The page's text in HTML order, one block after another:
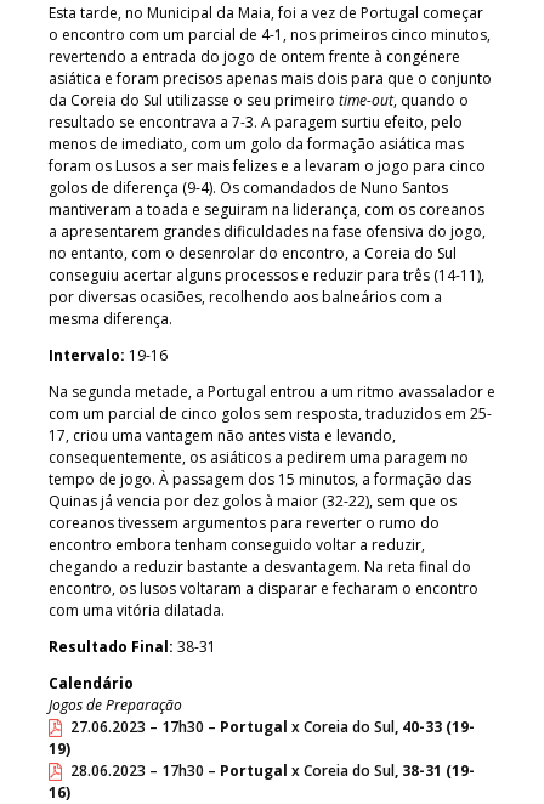
Esta tarde, no Municipal da Maia, foi a vez de Portugal começar
o encontro com um parcial de 4-1, nos primeiros cinco minutos,
revertendo a entrada do jogo de ontem frente à congénere
asiática e foram precisos apenas mais dois para que o conjunto
da Coreia do Sul utilizasse o seu primeiro time-out, quando o
resultado se encontrava a 7-3. A paragem surtiu efeito, pelo
menos de imediato, com um golo da formação asiática mas
foram os Lusos a ser mais felizes e a levaram o jogo para cinco
golos de diferença (9-4). Os comandados de Nuno Santos
mantiveram a toada e seguiram na liderança, com os coreanos
a apresentarem grandes dificuldades na fase ofensiva do jogo,
no entanto, com o desenrolar do encontro, a Coreia do Sul
conseguiu acertar alguns processos e reduzir para três (14-11),
por diversas ocasiões, recolhendo aos balneários com a
mesma diferença.
Intervalo: 19-16
Na segunda metade, a Portugal entrou a um ritmo avassalador e
com um parcial de cinco golos sem resposta, traduzidos em 25-
17, criou uma vantagem não antes vista e levando,
consequentemente, os asiáticos a pedirem uma paragem no
tempo de jogo. À passagem dos 15 minutos, a formação das
Quinas já vencia por dez golos à maior (32-22), sem que os
coreanos tivessem argumentos para reverter o rumo do
encontro embora tenham conseguido voltar a reduzir,
chegando a reduzir bastante a desvantagem. Na reta final do
encontro, os lusos voltaram a disparar e fecharam o encontro
com uma vitória dilatada.
Resultado Final: 38-31
Calendário
Jogos de Preparação
27.06.2023 – 17h30 – Portugal x Coreia do Sul, 40-33 (19-
19)
28.06.2023 – 17h30 – Portugal x Coreia do Sul, 38-31 (19-
16)